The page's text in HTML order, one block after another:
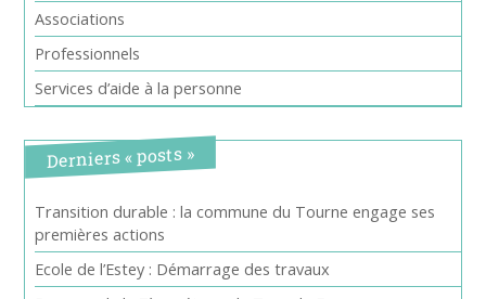
Associations
Professionnels
Services d’aide à la personne
Derniers « posts »
Transition durable : la commune du Tourne engage ses
premières actions
Ecole de l’Estey : Démarrage des travaux